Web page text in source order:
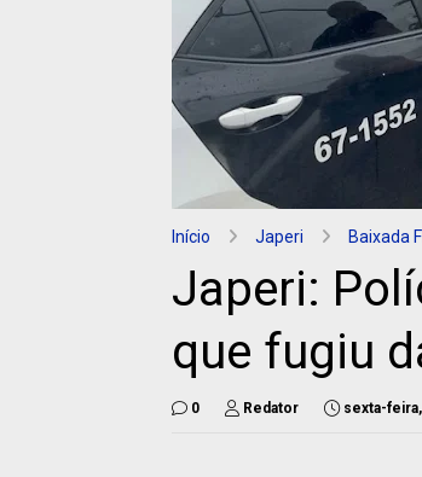
Início Japeri Baixada
Japeri:
que fugiu
0 Redator sexta-